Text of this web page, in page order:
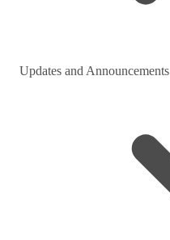
Updates and Announcements